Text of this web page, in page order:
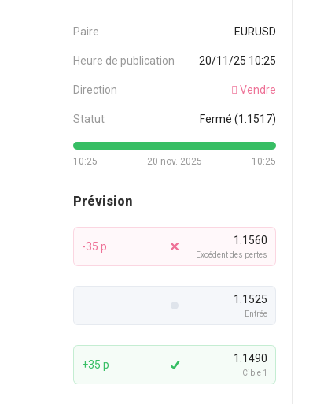
Paire EURUSD
Heure de publication 20/11/25 10:25
Direction Vendre
Statut Fermé (1.1517)
10:25 10:25
20 nov. 2025
Prévision
-35 p 1.1560
Excédent des pertes
1.1525
Entrée
+35 p 1.1490
Cible 1